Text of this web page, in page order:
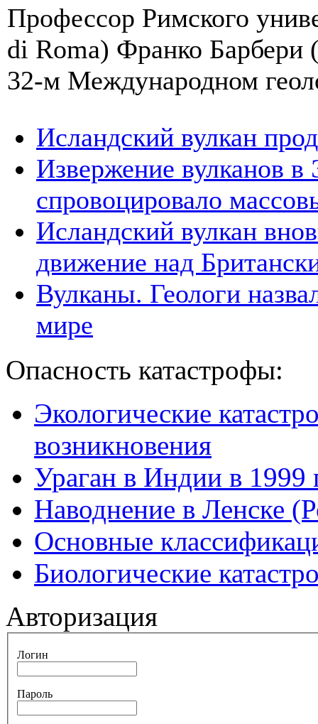
Профессор Римского
di Roma) Франко Барбери
32-м Международном
Исландский вулкан
Извержение вулканов в
спровоцировало
Исландский вулкан
движение над
Вулканы. Геологи
мире
Опасность катастрофы:
Экологические
возникновения
Ураган в Индии в 1999
Наводнение в Ленске
Основные
Биологические
Авторизация
Логин
Пароль